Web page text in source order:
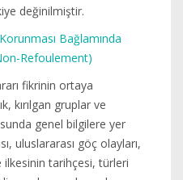
değinilmiştir.
Bağlamında
Refoulement)
fikrinin ortaya
kırılgan gruplar ve
genel bilgilere yer
uluslararası göç olayları,
ilkesinin tarihçesi, türleri